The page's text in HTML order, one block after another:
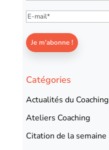
Catégories
Actualités du Coaching
Ateliers Coaching
Citation de la semaine